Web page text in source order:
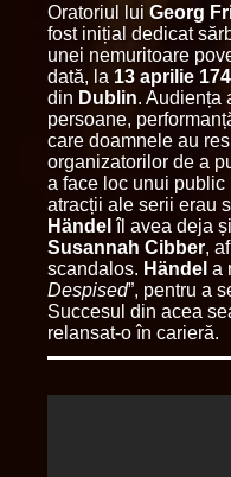
Oratoriul lui Georg
fost inițial dedicat
unei nemuritoare
dată, la 13 aprilie
din Dublin. Audiența
persoane,
care doamnele au
organizatorilor de a
a face loc unui
atracții ale serii erau
Händel îl avea deja
Susannah Cibber,
scandalos. Händel a
Despised”, pentru a
Succesul din acea
relansat-o în carieră.